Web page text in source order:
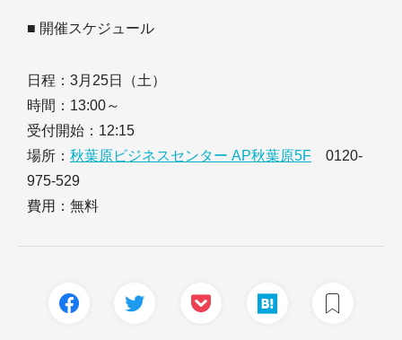
■ 開催スケジュール
日程：3月25日（土）
時間：13:00～
受付開始：12:15
場所： 秋葉原ビジネスセンター AP秋葉原5F 0120-
975-529
費用：無料